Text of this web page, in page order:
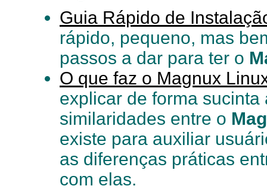
Guia Rápido de
rápido, pequeno, mas
passos a dar para ter o
O que faz o Magnux
explicar de forma
similaridades entre o
existe para auxiliar
as diferenças práticas
com elas.